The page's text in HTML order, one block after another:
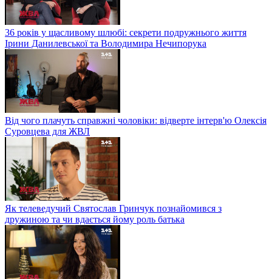
36 років у щасливому шлюбі: секрети подружнього життя
Ірини Данилевської та Володимира Нечипорука
Від чого плачуть справжні чоловіки: відверте інтерв'ю Олексія
Суровцева для ЖВЛ
Як телеведучий Святослав Гринчук познайомився з
дружиною та чи вдається йому роль батька